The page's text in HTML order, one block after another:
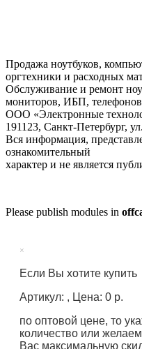
Продажа ноутбуков,
оргтехники и расходных
Обслуживание и ремонт
мониторов, ИБП, телефонов
ООО «Электронные
191123, Санкт-Петербург,
Вся информация,
ознакомительный
характер и не является
Please publish modules in
×
Если Вы хотите купить
Артикул: , Цена: 0 р.
по оптовой цене, то
количество или
Вас максимальную